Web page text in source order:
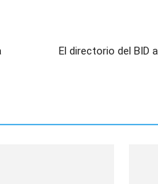
El directorio del BID